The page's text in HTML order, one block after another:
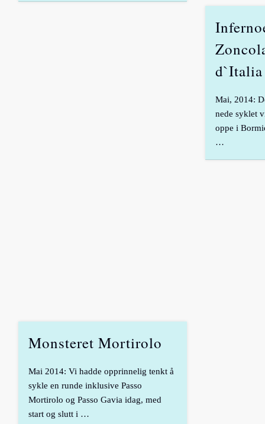
d`Italia
Mai, 2014:
nede syklet
oppe i
…
Monsteret Mortirolo
Mai 2014: Vi hadde opprinnelig tenkt å
sykle en runde inklusive Passo
Mortirolo og Passo Gavia idag, med
start og slutt i …